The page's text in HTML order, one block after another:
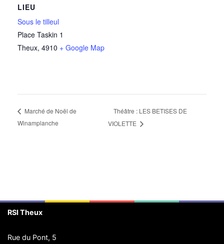
LIEU
Sous le tilleul
Place Taskin 1
Theux, 4910 + Google Map
Marché de Noël de
Winamplanche
Théâtre : LES BETISES DE
VIOLETTE
RSI Theux
Rue du Pont, 5